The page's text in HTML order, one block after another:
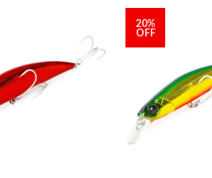
20%
OFF